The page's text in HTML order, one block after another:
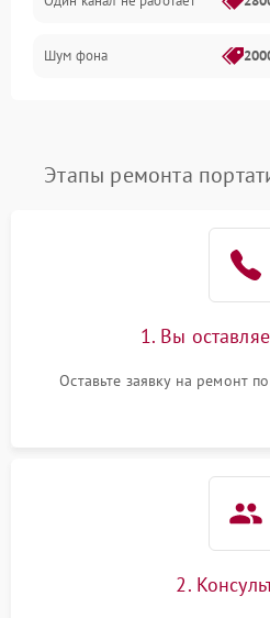
Шум фона
Этапы ремонта
1. Вы
Оставьте заявку на ремонт
2.